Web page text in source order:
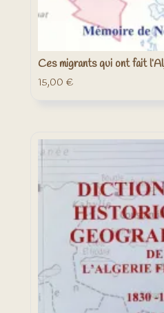
Ces migrants qui ont fait
15,00 €